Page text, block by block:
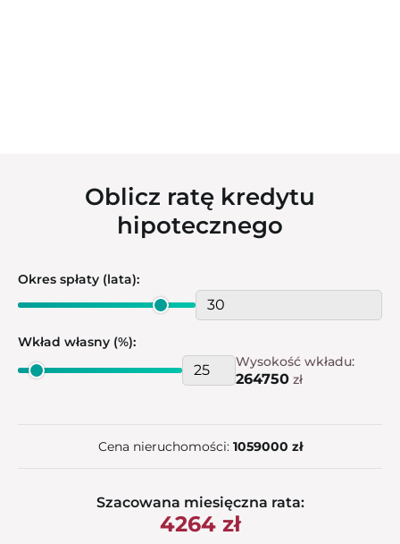
Oblicz ratę kredytu
hipotecznego
Okres spłaty (lata):
Wkład własny (%):
Wysokość wkładu:
264750 zł
Cena nieruchomości: 1059000 zł
Szacowana miesięczna rata:
4264 zł